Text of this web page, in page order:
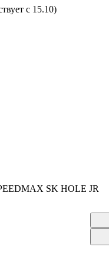
с 15.10)
SK HOLE JR